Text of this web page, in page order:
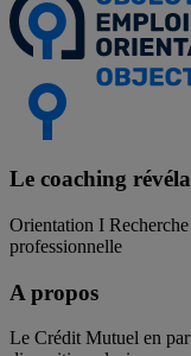
Le coaching
Orientation I
professionnelle
A propos
Le Crédit Mutuel en